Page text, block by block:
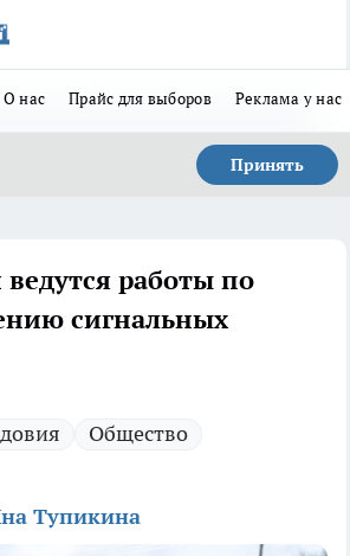
О нас Прайс для выборов Реклама у нас
Принять
работы по
сигнальных
Общество
Тупикина